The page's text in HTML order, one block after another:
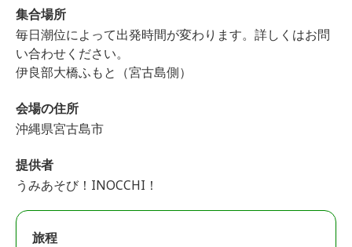
集合場所
毎日潮位によって出発時間が変わります。詳しくはお問
い合わせください。
伊良部大橋ふもと（宮古島側）
会場の住所
沖縄県宮古島市
提供者
うみあそび！INOCCHI！
旅程